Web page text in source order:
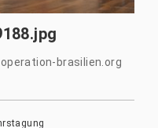
brasilien.org